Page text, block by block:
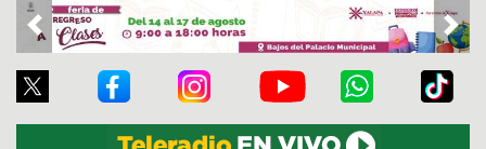
Previous